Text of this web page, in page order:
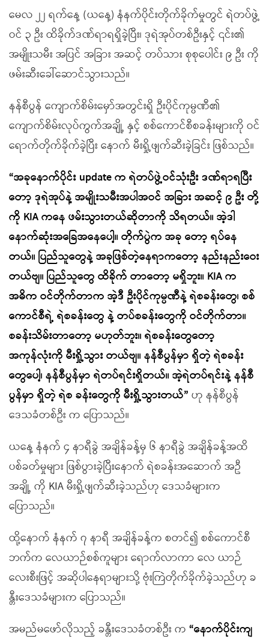
မေလ ၂၂ ရက်နေ့ (ယနေ့) နံနက်ပိုင်းတိုက်ခိုက်မှုတွင် ရဲတပ်ဖွဲ့
ဝင် ၃ ဦး ထိခိုက်ဒဏ်ရာရရှိခဲ့ပြီး၊ ဒုရဲအုပ်တစ်ဦးနှင့် ၎င်း၏
အမျိုးသမီး အပြင် အခြား အဆင့် တပ်သား စုစုပေါင်း ၉ ဦး ကို
ဖမ်းဆီးခေါ်ဆောင်သွားသည်။
နန်စီပွန် ကျောက်စိမ်းမှော်အတွင်းရှိ ဦးပိုင်ကုမ္ပဏီ၏
ကျောက်စိမ်းလုပ်ကွက်အချို့ နှင့် စစ်ကောင်စီစခန်းများကို ဝင်
ရောက်တိုက်ခိုက်ခဲ့ပြီး နောက် မီးရှို့ဖျက်ဆီးခဲ့ခြင်း ဖြစ်သည်။
“အခုနောက်ပိုင်း update က ရဲတပ်ဖွဲ့ဝင်သုံးဦး ဒဏ်ရာရပြီး
တော့ ဒုရဲအုပ်နဲ့ အမျိုးသမီးအပါအဝင် အခြား အဆင့် ၉ ဦး တို့
ကို KIA ကနေ ဖမ်းသွားတယ်ဆိုတာကို သိရတယ်။ အဲ့ဒါ
နောက်ဆုံးအခြေအနေပေါ့။ တိုက်ပွဲက အခု တော့ ရပ်နေ
တယ်။ ပြည်သူတွေနဲ့ အခုဖြစ်တဲ့နေရာကတော့ နည်းနည်းဝေး
တယ်ဗျ။ ပြည်သူတွေ ထိခိုက် တာတော့ မရှိဘူး။ KIA က
အဓိက ဝင်တိုက်တာက အဲ့ဒီ ဦးပိုင်ကုမ္ပဏီနဲ့ ရဲစခန်းတွေ၊ စစ်
ကောင်စီရဲ့ ရဲစခန်းတွေ နဲ့ တပ်စခန်းတွေကို ဝင်တိုက်တာ။
စခန်းသိမ်းတာတော့ မဟုတ်ဘူး။ ရဲစခန်းတွေတော့
အကုန်လုံးကို မီးရှို့သွား တယ်ဗျ။ နန်စီပွန်မှာ ရှိတဲ့ ရဲစခန်း
တွေပေါ့၊ နန်စီပွန်မှာ ရဲတပ်ရင်းရှိတယ်။ အဲ့ရဲတပ်ရင်းနဲ့ နန်စီ
ပွန်မှာ ရှိတဲ့ ရဲစ ခန်းတွေကို မီးရှို့သွားတယ်” ဟု နန်စီပွန်
ဒေသခံတစ်ဦး က ပြောသည်။
ယနေ့ နံနက် ၄ နာရီခွဲ အချိန်ခန့်မှ ၆ နာရီခွဲ အချိန်ခန့်အထိ
ပစ်ခတ်မှုများ ဖြစ်ပွားခဲ့ပြီးနောက် ရဲစခန်းအဆောက် အဦ
အချို့ ကို KIA မီးရှို့ဖျက်ဆီးခဲ့သည်ဟု ဒေသခံများက
ပြောသည်။
ထို့နောက် နံနက် ၇ နာရီ အချိန်ခန့်က စတင်၍ စစ်ကောင်စီ
ဘက်က လေယာဉ်စစ်ကူများ ရောက်လာကာ လေ ယာဉ်
လေးစီးဖြင့် အဆိုပါနေရာများသို့ ဗုံးကြဲတိုက်ခိုက်ခဲ့သည်ဟု ခ
န္တီးဒေသခံများက ပြောသည်။
အမည်မဖော်လိုသည့် ခန္တီးဒေသခံတစ်ဦး က “နောက်ပိုင်းကျ